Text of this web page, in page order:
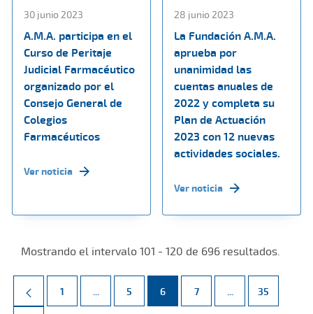
30 junio 2023
A.M.A. participa en el
Curso de Peritaje
Judicial Farmacéutico
organizado por el
Consejo General de
Colegios
Farmacéuticos
Ver noticia
28 junio 2023
La Fundación A.M.A.
aprueba por
unanimidad las
cuentas anuales de
2022 y completa su
Plan de Actuación
2023 con 12 nuevas
actividades sociales.
Ver noticia
Mostrando el intervalo 101 - 120 de 696 resultados.
Página
1 ... Páginas intermedias Use TAB para desplazarse.
Página
5 Página
6 Página
7 ... Páginas
Página
35